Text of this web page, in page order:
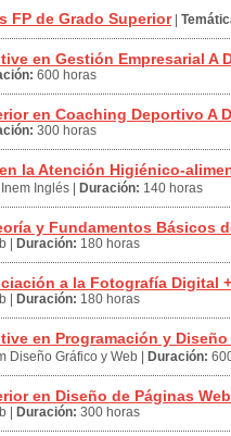
FP de Grado Superior|
en Gestión Empresarial A
600 horas
en Coaching Deportivo A
300 horas
la Atención Higiénico-
Inglés Duración: 140 horas
y Fundamentos Básicos
Duración: 180 horas
a la Fotografía Digital
Duración: 180 horas
en Programación y
Diseño Gráfico y Web Duración:
en Diseño de Páginas
Duración: 300 horas